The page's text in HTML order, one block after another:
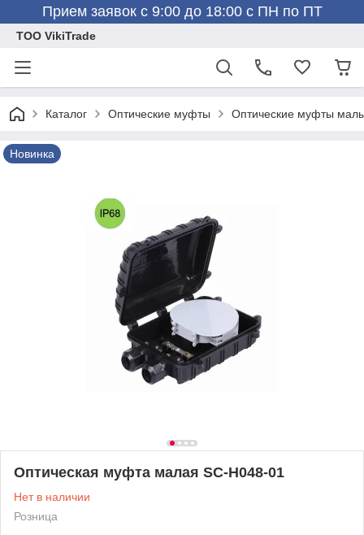
Прием заявок с 9:00 до 18:00 с ПН по ПТ
ТОО VikiTrade
Каталог Оптические муфты Оптические муфты
Новинка
Оптическая муфта малая SC-H048-01
Нет в наличии
Розница